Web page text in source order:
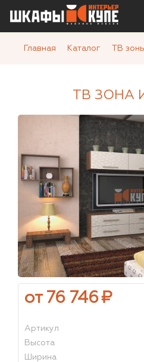
Главная Каталог ТВ
ТВ ЗОНА
от 76 746₽
Артикул
Высота
Ширина